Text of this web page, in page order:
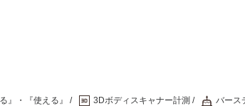
』・『使える』 3Dボディスキャナー計測
バース